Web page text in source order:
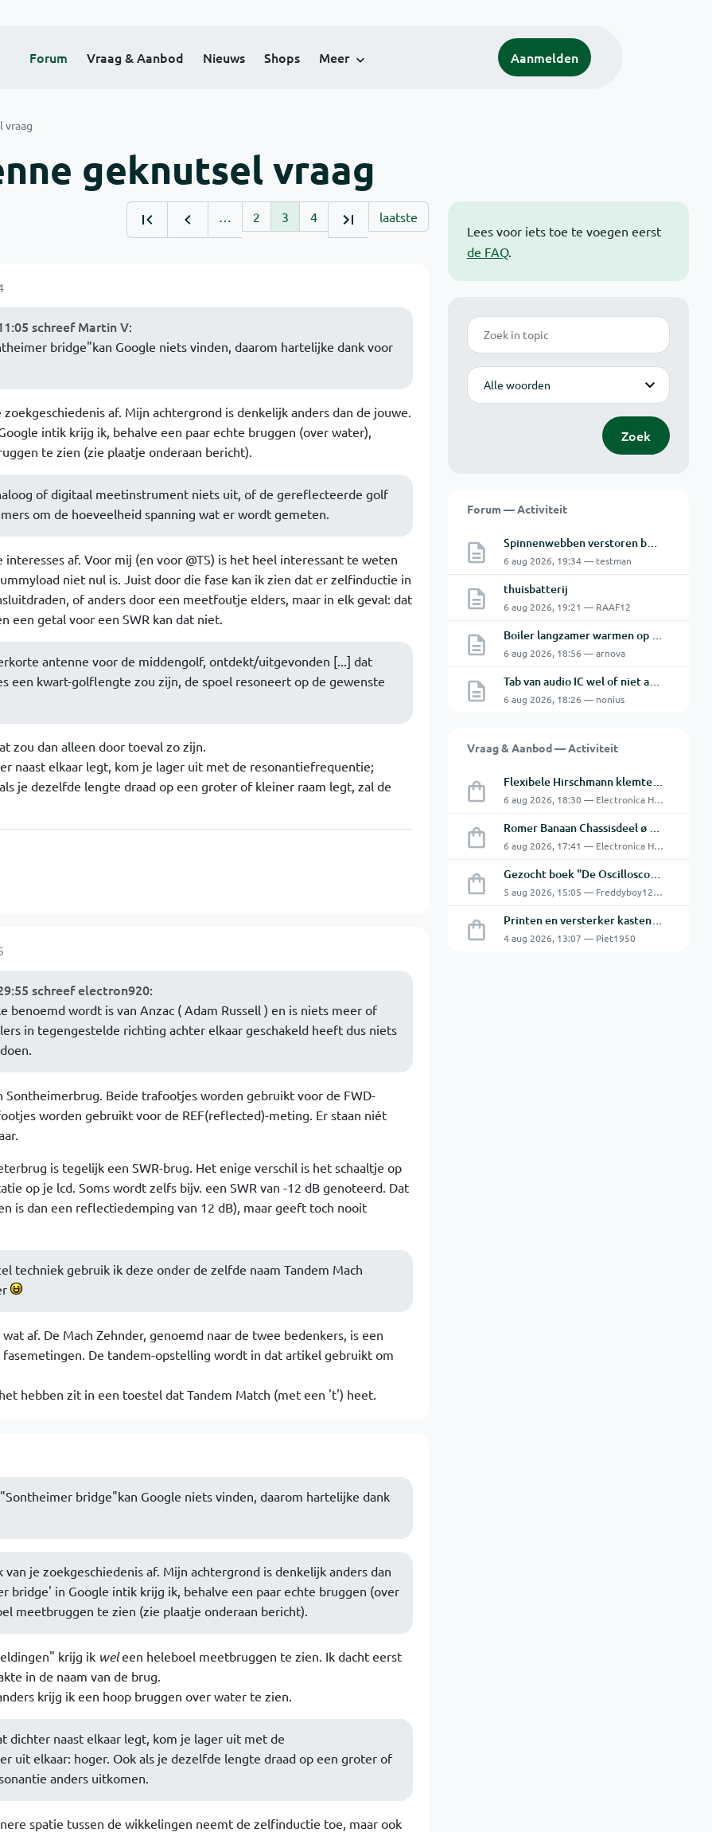
Forum Vraag & Aanbod Nieuws Shops Meer Aanmelden
vraag
geknutsel vraag
Lees voor iets toe te voegen eerst
de FAQ.
Zoek
Modus
Zoek
Forum — Activiteit
Spinnenwebben verstoren beeld bewakingscamera's
6 aug 2026, 19:34 — testman
thuisbatterij
6 aug 2026, 19:21 — RAAF12
Boiler langzamer warmen op zonne energie
6 aug 2026, 18:56 — arnova
Tab van audio IC wel of niet aan de GND.
6 aug 2026, 18:26 — nonius
Vraag & Aanbod — Activiteit
Flexibele Hirschmann klemtestpen met tweedelige klem.
6 aug 2026, 18:30 — Electronica Hobbyist
Romer Banaan Chassisdeel ø 4 mm 16Amp
6 aug 2026, 17:41 — Electronica Hobbyist
Gezocht boek "De Oscilloscoop - Van analoog tot digitaal"
5 aug 2026, 15:05 — Freddyboy1230
Printen en versterker kasten gratis ophalen
4 aug 2026, 13:07 — Piet1950
… 2 3 4 laatste
schreef Martin V:
bridge"kan Google niets vinden, daarom hartelijke dank voor
af. Mijn achtergrond is denkelijk anders dan de jouwe.
intik krijg ik, behalve een paar echte bruggen (over water),
te zien (zie plaatje onderaan bericht).
of digitaal meetinstrument niets uit, of de gereflecteerde golf
om de hoeveelheid spanning wat er wordt gemeten.
af. Voor mij (en voor @TS) is het heel interessant te weten
niet nul is. Juist door die fase kan ik zien dat er zelfinductie in
of anders door een meetfoutje elders, maar in elk geval: dat
een getal voor een SWR kan dat niet.
antenne voor de middengolf, ontdekt/uitgevonden [...] dat
een kwart-golflengte zou zijn, de spoel resoneert op de gewenste
zou dan alleen door toeval zo zijn.
naast elkaar legt, kom je lager uit met de resonantiefrequentie;
je dezelfde lengte draad op een groter of kleiner raam legt, zal de
schreef electron920:
benoemd wordt is van Anzac ( Adam Russell ) en is niets meer of
in tegengestelde richting achter elkaar geschakeld heeft dus niets
Sontheimerbrug. Beide trafootjes worden gebruikt voor de FWD-
worden gebruikt voor de REF(reflected)-meting. Er staan niét
is tegelijk een SWR-brug. Het enige verschil is het schaaltje op
op je lcd. Soms wordt zelfs bijv. een SWR van -12 dB genoteerd. Dat
is dan een reflectiedemping van 12 dB), maar geeft toch nooit
techniek gebruik ik deze onder de zelfde naam Tandem Mach
af. De Mach Zehnder, genoemd naar de twee bedenkers, is een
De tandem-opstelling wordt in dat artikel gebruikt om
hebben zit in een toestel dat Tandem Match (met een 't') heet.
bridge"kan Google niets vinden, daarom hartelijke dank
van je zoekgeschiedenis af. Mijn achtergrond is denkelijk anders dan
bridge' in Google intik krijg ik, behalve een paar echte bruggen (over
meetbruggen te zien (zie plaatje onderaan bericht).
krijg ik weleen heleboel meetbruggen te zien. Ik dacht eerst
in de naam van de brug.
krijg ik een hoop bruggen over water te zien.
dichter naast elkaar legt, kom je lager uit met de
uit elkaar: hoger. Ook als je dezelfde lengte draad op een groter of
anders uitkomen.
spatie tussen de wikkelingen neemt de zelfinductie toe, maar ook